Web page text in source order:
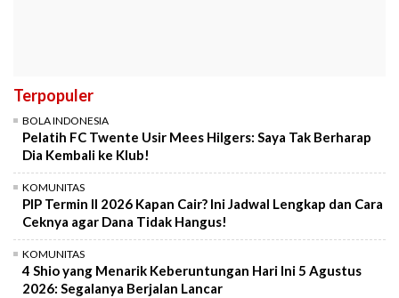
Terpopuler
BOLA INDONESIA
Pelatih FC Twente Usir Mees Hilgers: Saya Tak Berharap
Dia Kembali ke Klub!
KOMUNITAS
PIP Termin II 2026 Kapan Cair? Ini Jadwal Lengkap dan Cara
Ceknya agar Dana Tidak Hangus!
KOMUNITAS
4 Shio yang Menarik Keberuntungan Hari Ini 5 Agustus
2026: Segalanya Berjalan Lancar